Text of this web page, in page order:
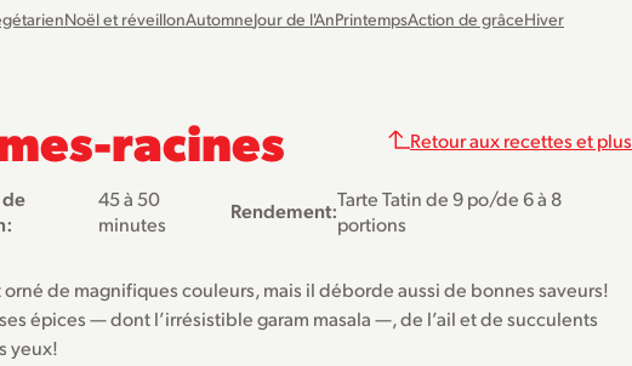
Noël et réveillonAutomneJour de l'AnPrintempsAction de grâceHiver
racines Retour aux recettes et plus
de
45 à 50
minutes
Rendement:Tarte Tatin de 9 po/de 6 à 8
portions
de magnifiques couleurs, mais il déborde aussi de bonnes saveurs!
épices — dont l’irrésistible garam masala —, de l’ail et de succulents
yeux!